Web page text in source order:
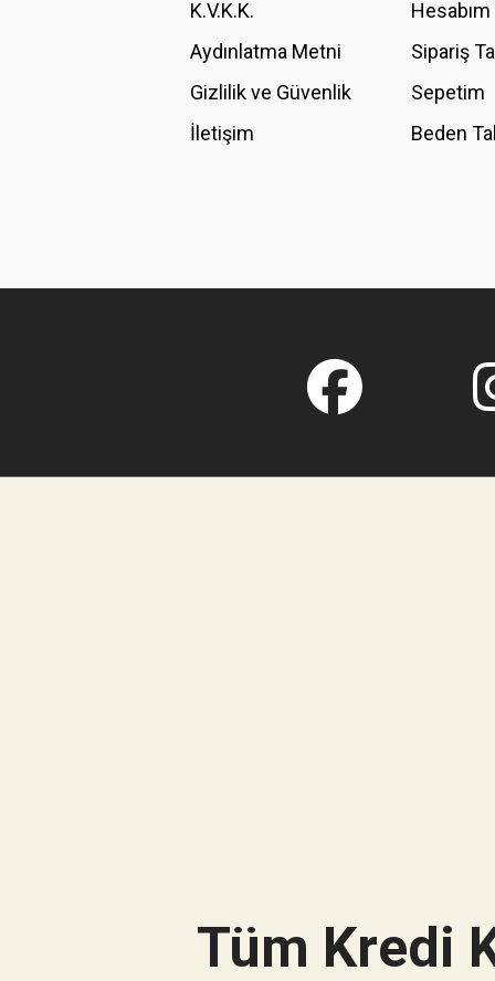
Bu ürüne benzer farklı alternatifler olmalı.
K.V.K.K.
Aydınlatma Metni
Gizlilik ve Güvenlik
İletişim
Hesabım
Sipariş
Sepetim
Beden
Tüm Kredi